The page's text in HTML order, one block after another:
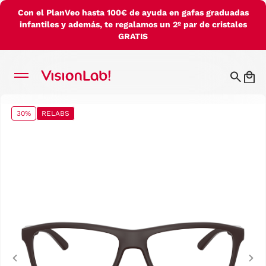
Con el PlanVeo hasta 100€ de ayuda en gafas graduadas
infantiles y además, te regalamos un 2º par de cristales
GRATIS
30% RELABS
Previous